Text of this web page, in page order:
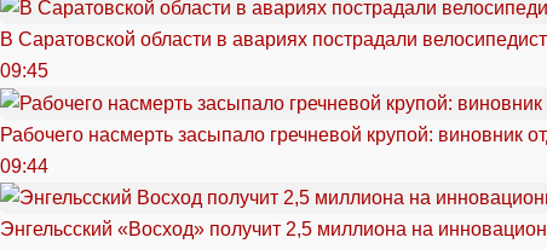
В Саратовской области в авариях пострадали
09:45
Рабочего насмерть засыпало гречневой крупой: виновник
09:44
Энгельсский «Восход» получит 2,5 миллиона на